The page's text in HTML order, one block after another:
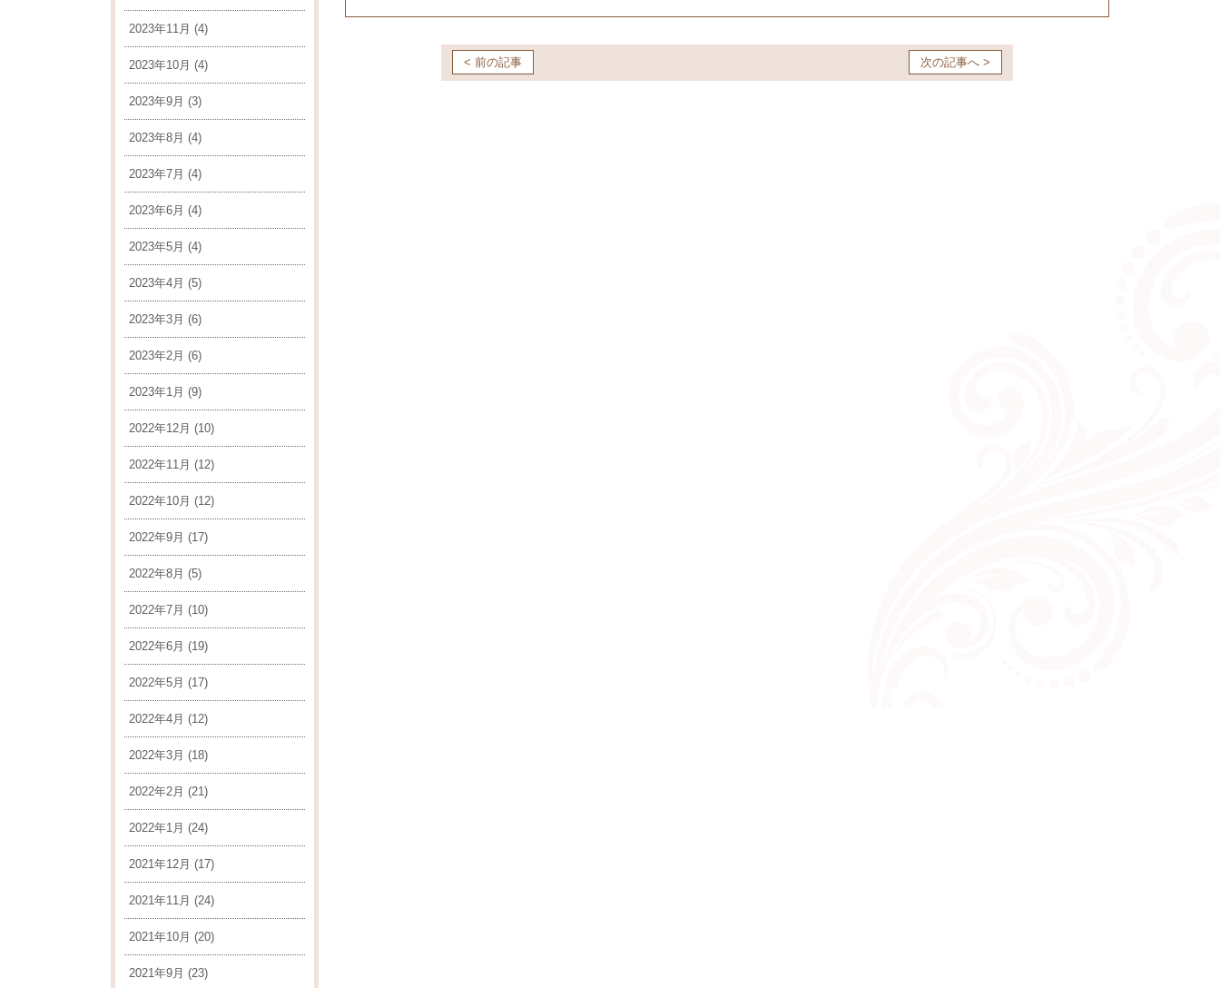
2023年11月 (4)
2023年10月 (4)
2023年9月 (3)
2023年8月 (4)
2023年7月 (4)
2023年6月 (4)
2023年5月 (4)
2023年4月 (5)
2023年3月 (6)
2023年2月 (6)
2023年1月 (9)
2022年12月 (10)
2022年11月 (12)
2022年10月 (12)
2022年9月 (17)
2022年8月 (5)
2022年7月 (10)
2022年6月 (19)
2022年5月 (17)
2022年4月 (12)
2022年3月 (18)
2022年2月 (21)
2022年1月 (24)
2021年12月 (17)
2021年11月 (24)
2021年10月 (20)
2021年9月 (23)
< 前の記事 次の記事へ >